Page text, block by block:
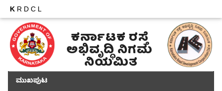
K RDCL
ಕರ್ನಾಟಕ ರಸ್ತೆ
ಅಭಿವೃದ್ಧಿ ನಿಗಮ
ನಿಯಮಿತ
ಮುಖಪುಟ